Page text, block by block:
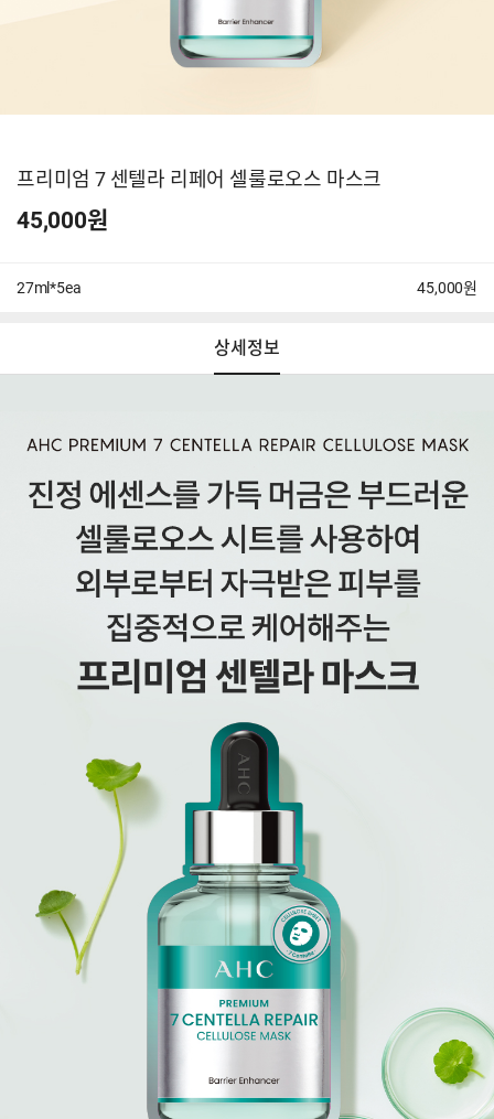
프리미엄 7 센텔라 리페어 셀룰로오스 마스크
45,000원
27ml*5ea 45,000원
상세정보